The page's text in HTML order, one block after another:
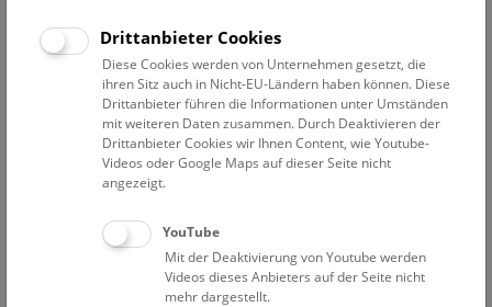
Filter zurücksetzen
16. September 2019
Bisher keine Ergebnisse. Dienstags ist das NHM Wien
in der Regel geschlossen. Ausnahmen finden sie
Drittanbieter Cookies
Diese Cookies werden von Unternehmen gesetzt, die
ihren Sitz auch in Nicht-EU-Ländern haben können. Diese
Drittanbieter führen die Informationen unter Umständen
mit weiteren Daten zusammen. Durch Deaktivieren der
Drittanbieter Cookies wir Ihnen Content, wie Youtube-
Videos oder Google Maps auf dieser Seite nicht
angezeigt.
YouTube
Mit der Deaktivierung von Youtube werden
Videos dieses Anbieters auf der Seite nicht
mehr dargestellt.